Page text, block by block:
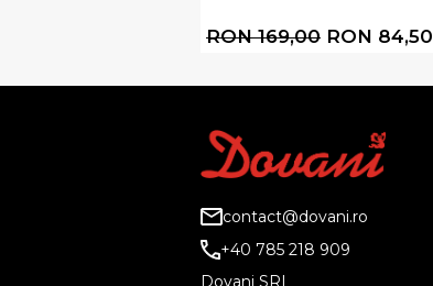
RON 169,00 RON 84,50
contact@dovani.ro
+40 785 218 909
Dovani SRL